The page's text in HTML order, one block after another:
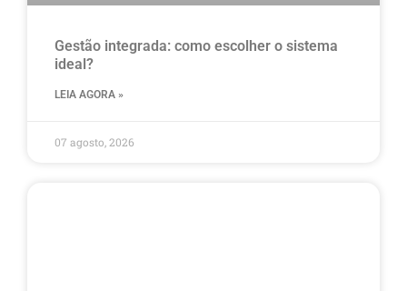
Gestão integrada: como escolher o sistema
ideal?
LEIA AGORA »
07 agosto, 2026